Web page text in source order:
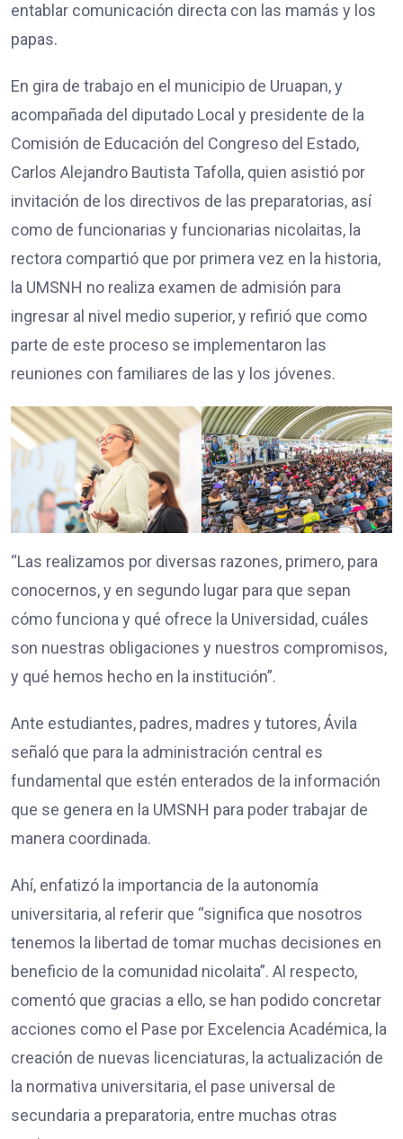
entablar comunicación directa con las mamás y los
papas.
En gira de trabajo en el municipio de Uruapan, y
acompañada del diputado Local y presidente de la
Comisión de Educación del Congreso del Estado,
Carlos Alejandro Bautista Tafolla, quien asistió por
invitación de los directivos de las preparatorias, así
como de funcionarias y funcionarias nicolaitas, la
rectora compartió que por primera vez en la historia,
la UMSNH no realiza examen de admisión para
ingresar al nivel medio superior, y refirió que como
parte de este proceso se implementaron las
reuniones con familiares de las y los jóvenes.
“Las realizamos por diversas razones, primero, para
conocernos, y en segundo lugar para que sepan
cómo funciona y qué ofrece la Universidad, cuáles
son nuestras obligaciones y nuestros compromisos,
y qué hemos hecho en la institución”.
Ante estudiantes, padres, madres y tutores, Ávila
señaló que para la administración central es
fundamental que estén enterados de la información
que se genera en la UMSNH para poder trabajar de
manera coordinada.
Ahí, enfatizó la importancia de la autonomía
universitaria, al referir que “significa que nosotros
tenemos la libertad de tomar muchas decisiones en
beneficio de la comunidad nicolaita”. Al respecto,
comentó que gracias a ello, se han podido concretar
acciones como el Pase por Excelencia Académica, la
creación de nuevas licenciaturas, la actualización de
la normativa universitaria, el pase universal de
secundaria a preparatoria, entre muchas otras